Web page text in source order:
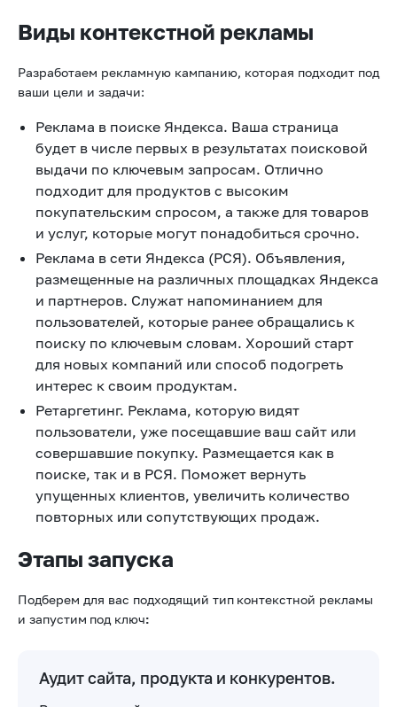
Виды контекстной рекламы
Разработаем рекламную кампанию, которая подходит под
ваши цели и задачи:
Реклама в поиске Яндекса. Ваша страница
будет в числе первых в результатах поисковой
выдачи по ключевым запросам. Отлично
подходит для продуктов с высоким
покупательским спросом, а также для товаров
и услуг, которые могут понадобиться срочно.
Реклама в сети Яндекса (РСЯ). Объявления,
размещенные на различных площадках Яндекса
и партнеров. Служат напоминанием для
пользователей, которые ранее обращались к
поиску по ключевым словам. Хороший старт
для новых компаний или способ подогреть
интерес к своим продуктам.
Ретаргетинг. Реклама, которую видят
пользователи, уже посещавшие ваш сайт или
совершавшие покупку. Размещается как в
поиске, так и в РСЯ. Поможет вернуть
упущенных клиентов, увеличить количество
повторных или сопутствующих продаж.
Этапы запуска
Подберем для вас подходящий тип контекстной рекламы
и запустим под ключ:
Аудит сайта, продукта и конкурентов.